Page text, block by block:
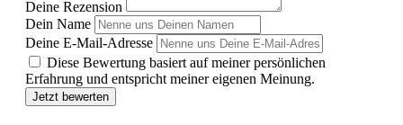
Deine Rezension
Dein Name
Deine E-Mail-Adresse
Diese Bewertung basiert auf meiner persönlichen
Erfahrung und entspricht meiner eigenen Meinung.
Jetzt bewerten